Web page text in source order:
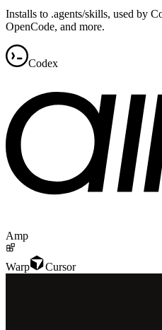
Installs to .agents/skills, used by
OpenCode, and more.
Codex
Amp
Warp Cursor